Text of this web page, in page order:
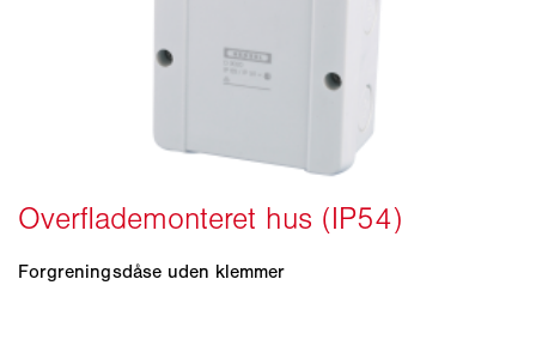
Forgreningsdåse uden klemmer